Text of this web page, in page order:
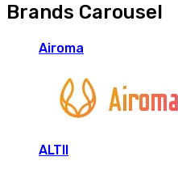
Brands Carousel
Airoma
ALTII